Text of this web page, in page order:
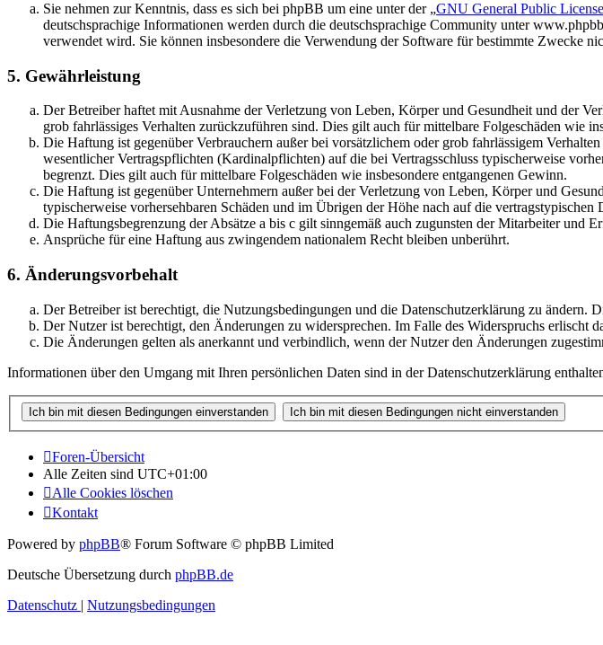
Sie nehmen zur Kenntnis, dass es sich bei phpBB um eine unter der „GNU General Public
deutschsprachige Informationen werden durch die deutschsprachige Community unter
verwendet wird. Sie können insbesondere die Verwendung der Software für bestimmte Zwecke
5. Gewährleistung
Der Betreiber haftet mit Ausnahme der Verletzung von Leben, Körper und Gesundheit und der
grob fahrlässiges Verhalten zurückzuführen sind. Dies gilt auch für mittelbare Folgeschäden wie
Die Haftung ist gegenüber Verbrauchern außer bei vorsätzlichem oder grob fahrlässigem
wesentlicher Vertragspflichten (Kardinalpflichten) auf die bei Vertragsschluss typischerweise
begrenzt. Dies gilt auch für mittelbare Folgeschäden wie insbesondere entgangenen Gewinn.
Die Haftung ist gegenüber Unternehmern außer bei der Verletzung von Leben, Körper und
typischerweise vorhersehbaren Schäden und im Übrigen der Höhe nach auf die
Die Haftungsbegrenzung der Absätze a bis c gilt sinngemäß auch zugunsten der Mitarbeiter und
Ansprüche für eine Haftung aus zwingendem nationalem Recht bleiben unberührt.
6. Änderungsvorbehalt
Der Betreiber ist berechtigt, die Nutzungsbedingungen und die Datenschutzerklärung zu
Der Nutzer ist berechtigt, den Änderungen zu widersprechen. Im Falle des Widerspruchs erlischt
Die Änderungen gelten als anerkannt und verbindlich, wenn der Nutzer den Änderungen
Informationen über den Umgang mit Ihren persönlichen Daten sind in der Datenschutzerklärung
Foren-Übersicht
Alle Zeiten sind UTC+01:00
Alle Cookies löschen
Kontakt
Powered by phpBB® Forum Software © phpBB Limited
Deutsche Übersetzung durch phpBB.de
Datenschutz | Nutzungsbedingungen